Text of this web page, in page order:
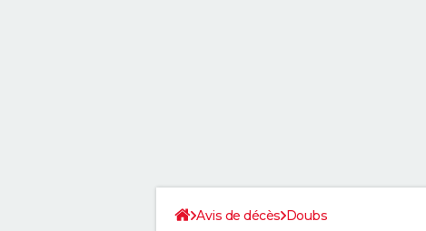
Avis de décès Doubs